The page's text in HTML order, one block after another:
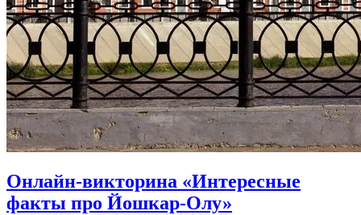
Онлайн-викторина «Интересные
факты про Йошкар-Олу»